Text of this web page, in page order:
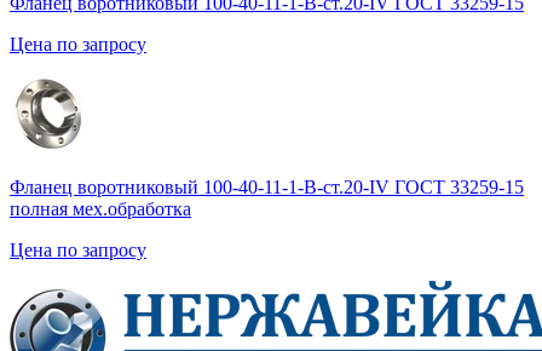
Цена по запросу
Фланец воротниковый 100-40-11-1-B-ст.20-IV ГОСТ 33259-15
полная мех.обработка
Цена по запросу